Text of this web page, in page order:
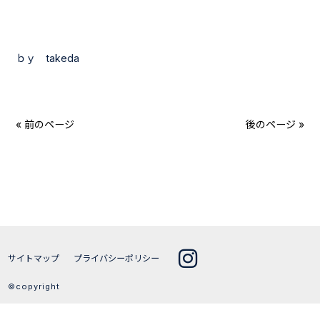
ｂｙ takeda
« 前のページ 後のページ »
サイトマップ プライバシーポリシー
©copyright